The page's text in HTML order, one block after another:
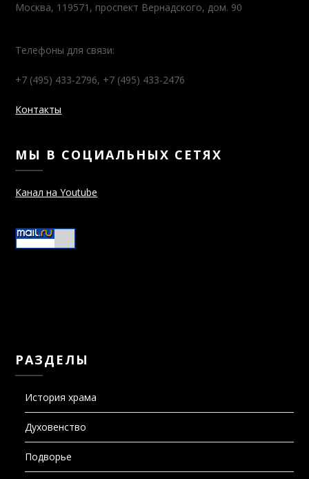
Москва, 119571, проспект Вернадского, дом. 90
Телефоны для связи:
+7 (495) 433-2796, +7 (495) 433-2476
Контакты
МЫ В СОЦИАЛЬНЫХ СЕТЯХ
Канал на Youtube
РАЗДЕЛЫ
История храма
Духовенство
Подворье